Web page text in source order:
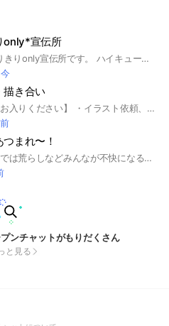
っけーです！！
only*宣伝所
当OCはハイキューなりきりonly宣伝所です。 ハイキューのなりきりおぷ、そして全也、夢也、対面、人探し等の宣伝のみOKとなっております。 ルールをしっかり見ることが絶対条件です。 是非入っていただけると。 #ハイキュー#only#HQ#排球#宣伝所＃也＃なりきり 設立* 2025年4月19日
描き合い
【⚠️すべて読んでからお入りください】 ・イラスト依頼、してされる場所です！ ⭕合わないと思ったら即抜け🆗⭕ （自分のノートは全て消してください） ❌タメ口❌ ❌有償依頼❌ ❌宣伝ノート以外での宣伝❌ ❌スタンプ連打❌ ❌人の嫌がる行為❌ ❌依頼関係以外のもの❌ ❌ハッシュタグのないノートの投稿❌ 🔷ノートを投稿する際はノートにハッシュタグをつけてください。 【守れない方は入らない】でください。 （ハッシュタグの詳細は大事なノートをご覧ください） ❌雑談禁止❌ ・描き合い🆗 ・依頼品完成された絵師様はその方をメンションして、ノートに載せましょう。 #無償イラスト #イラスト #依頼 #描き合い #イラスト依頼
まれ〜！
このオープンチャットでは荒らしなどみんなが不快になるようなことは書かないでね！みんなで楽しくブルーロック語ろう！
ンチャットがもりだくさん
と見る